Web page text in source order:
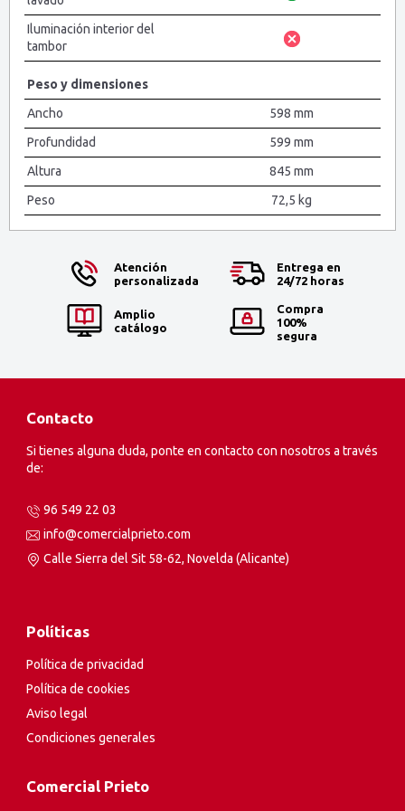
Iluminación interior del
tambor
Peso y dimensiones
Ancho
598 mm
Profundidad
599 mm
Altura
845 mm
Peso
72,5 kg
Atención
personalizada
Entrega en
24/72 horas
Amplio
catálogo
Compra
100%
segura
Contacto
Si tienes alguna duda, ponte en contacto con nosotros a través
de:
96 549 22 03
info@comercialprieto.com
Calle Sierra del Sit 58-62, Novelda (Alicante)
Políticas
Política de privacidad
Política de cookies
Aviso legal
Condiciones generales
Comercial Prieto